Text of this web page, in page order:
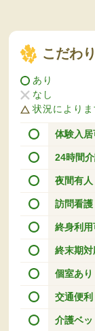
こだわ
あり
なし
状況により
体験入居
24時間
夜間有人
訪問看護
終身利用
終末期対
個室あり
交通便利
介護ベッ